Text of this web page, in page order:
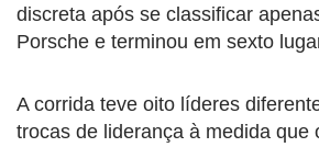
discreta após se classificar
Porsche e terminou em sexto
A corrida teve oito líderes
trocas de liderança à medida que